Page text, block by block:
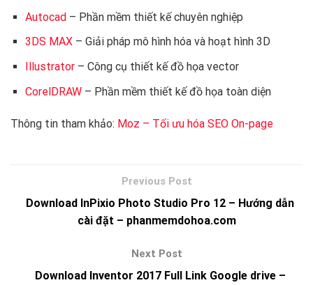
Autocad– Phần mềm thiết kế chuyên nghiệp
3DS MAX– Giải pháp mô hình hóa và hoạt hình 3D
Illustrator– Công cụ thiết kế đồ họa vector
CorelDRAW– Phần mềm thiết kế đồ họa toàn diện
Thông tin tham khảo: Moz – Tối ưu hóa SEO On-page
Download InPixio Photo Studio Pro 12 – Hướng dẫn
cài đặt – phanmemdohoa.com
Download Inventor 2017 Full Link Google drive –